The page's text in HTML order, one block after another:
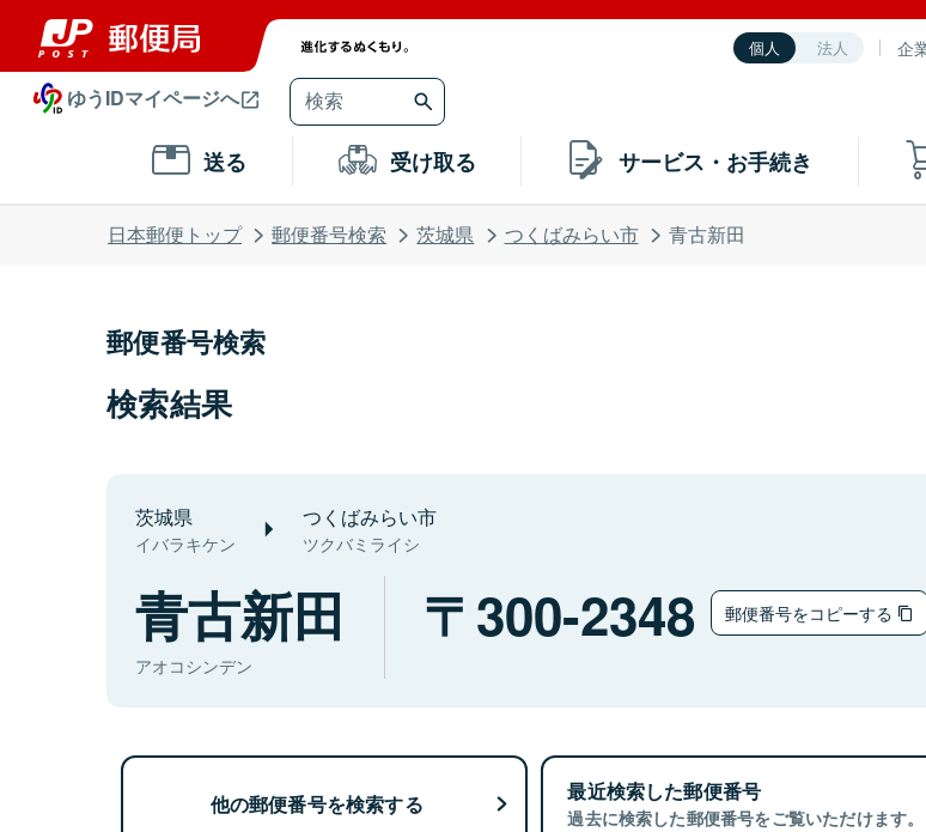
個人 法人 企
ゆうIDマイページへ
送る 受け取る サービス・お手続き
日本郵便トップ 郵便番号検索 茨城県 つくばみらい市 青古新田
郵便番号検索
検索結果
茨城県
イバラキケン
つくばみらい市
ツクバミライシ
青古新田
アオコシンデン
300-2348 郵便番号をコピーする
他の郵便番号を検索する 最近検索した郵便番号
過去に検索した郵便番号をご覧いただけます。